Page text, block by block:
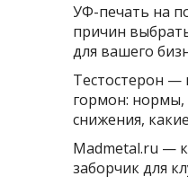
УФ-печать на
причин
для вашего
Тестостерон —
гормон:
снижения,
Madmetal.ru —
заборчик для